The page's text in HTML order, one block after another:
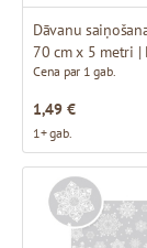
70 cm x 5 metri |
Cena par 1 gab.
1,49 €
1+ gab.